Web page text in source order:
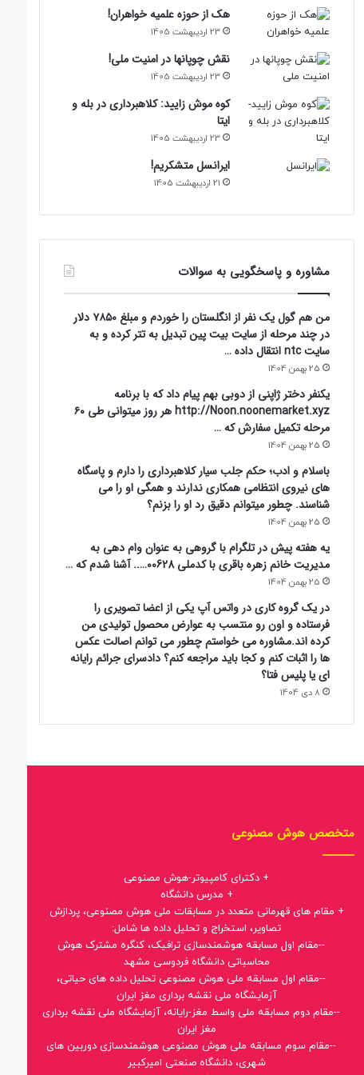
هک از حوزه علمیه خواهران!
23 اردیبهشت 1405
نقش چوپانها در امنیت ملی!
23 اردیبهشت 1405
کوه موش زایید: کلاهبرداری در بله و
ایتا
23 اردیبهشت 1405
ایرانسل متشکریم!
21 اردیبهشت 1405
مشاوره و پاسخگویی به سوالات
من هم گول یک نفر از انگلستان را خوردم و مبلغ ۷۸۵۰ دلار
در چند مرحله از سایت بیت پین تبدیل به تتر کرده و به
سایت ntc انتقال داده …
25 بهمن 1404
یکنفر دختر ژاپنی از دوبی بهم پیام داد که با برنامه
http://Noon.noonemarket.xyz هر روز میتوانی طی ۶۰
مرحله تکمیل سفارش که …
25 بهمن 1404
باسلام و ادب؛ حکم جلب سیار کلاهبرداری را دارم و پاسگاه
های نیروی انتظامی همکاری ندارند و همگی او را می
شناسند. چطور میتوانم دقیق رد او را بزنم؟
25 بهمن 1404
یه هفته پیش در تلگرام با گروهی به عنوان وام دهی به
مدیریت خانم زهره باقری با کدملی 00628….. آشنا شدم که …
25 بهمن 1404
در یک گروه کاری در واتس آپ یکی از اعضا تصویری را
فرستاده و اون رو منتسب به عوارض محصول تولیدی من
کرده اند.مشاوره می خواستم چطور می توانم اصالت عکس
ها را اثبات کنم و کجا باید مراجعه کنم؟ دادسرای جرائم رایانه
ای یا پلیس فتا؟
8 دی 1404
متخصص هوش مصنوعی
+ دکترای کامپیوتر-هوش مصنوعی
+ مدرس دانشگاه
+ مقام های قهرمانی متعدد در مسابقات ملی هوش مصنوعی، پردازش
تصاویر، استخراج و تحلیل داده ها شامل:
--مقام اول مسابقه هوشمندسازی ترافیک، کنگره مشترک هوش
محاسباتی دانشگاه فردوسی مشهد
--مقام اول مسابقه ملی هوش مصنوعی تحلیل داده های حیاتی،
آزمایشگاه ملی نقشه برداری مغز ایران
--مقام دوم مسابقه ملی واسط مغز-رایانه، آزمایشگاه ملی نقشه برداری
مغز ایران
--مقام سوم مسابقه ملی هوش مصنوعی هوشمندسازی دوربین های
شهری، دانشگاه صنعتی امیرکبیر